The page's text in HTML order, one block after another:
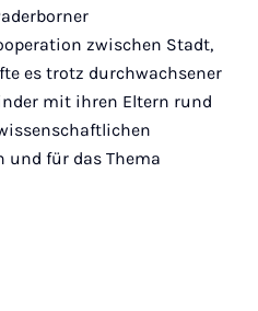
zwischen Stadt,
es trotz durchwachsener
mit ihren Eltern rund
und für das Thema